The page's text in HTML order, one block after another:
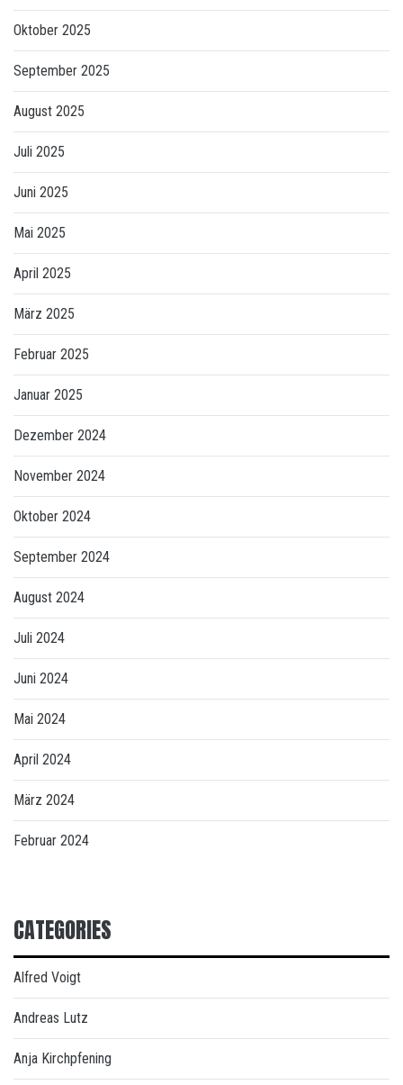
Oktober 2025
September 2025
August 2025
Juli 2025
Juni 2025
Mai 2025
April 2025
März 2025
Februar 2025
Januar 2025
Dezember 2024
November 2024
Oktober 2024
September 2024
August 2024
Juli 2024
Juni 2024
Mai 2024
April 2024
März 2024
Februar 2024
CATEGORIES
Alfred Voigt
Andreas Lutz
Anja Kirchpfening